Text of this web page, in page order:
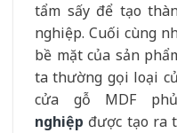
tẩm sấy để tạo
nghiệp. Cuối cùng
bề mặt của sản
ta thường gọi loại
cửa gỗ MDF
nghiệp được tạo ra